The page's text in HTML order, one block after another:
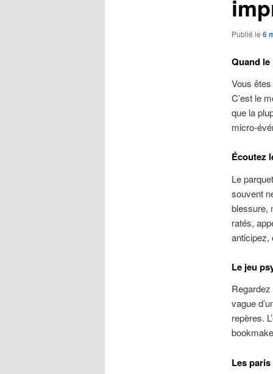
Publié le 6
Quand
Vous
C’est le
que la
Écoutez
Le
souvent
blessure,
ratés,
anticipez,
Le jeu
vague
repères.
Les paris